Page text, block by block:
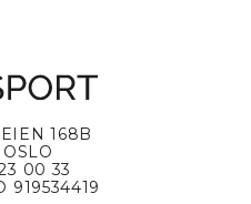
168B
00 33
919534419